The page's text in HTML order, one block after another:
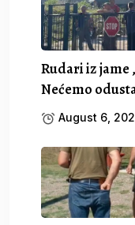
Rudari iz jame
Nećemo
August 6,